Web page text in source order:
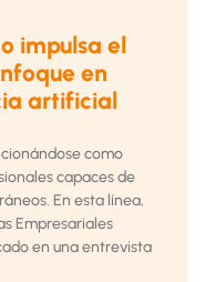
impulsa el
en
artificial
como
capaces de
En esta línea,
Empresariales
en una entrevista